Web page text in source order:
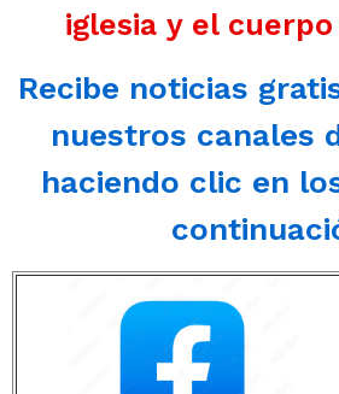
iglesia y el
Recibe noticias
nuestros canales
haciendo clic en